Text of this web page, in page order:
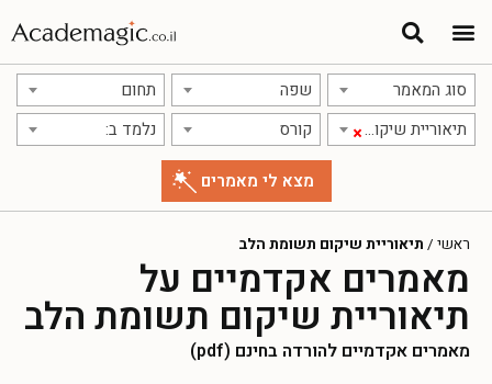
סוג המאמר שפה תחום
×תיאוריית שיקום תשומת הלב קורס נלמד ב:
ראשי / תיאוריית שיקום תשומת הלב
מאמרים אקדמיים על
תיאוריית שיקום תשומת הלב
מאמרים אקדמיים להורדה בחינם (pdf)